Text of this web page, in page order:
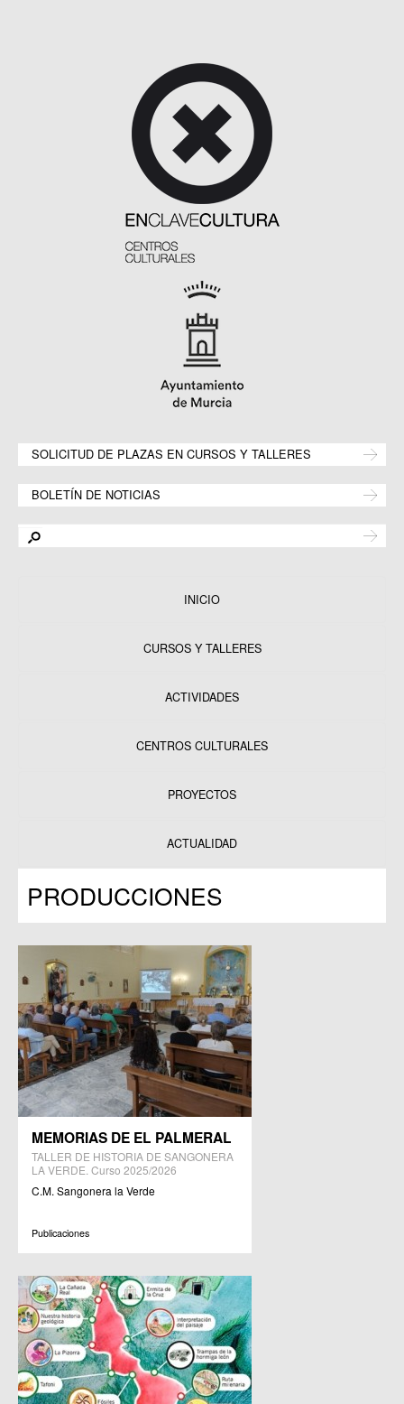
SOLICITUD DE PLAZAS EN CURSOS Y TALLERES
BOLETÍN DE NOTICIAS
INICIO
CURSOS Y TALLERES
ACTIVIDADES
CENTROS CULTURALES
PROYECTOS
Programas
ACTUALIDAD
PRODUCCIONES
MEMORIAS DE EL PALMERAL
TALLER DE HISTORIA DE SANGONERA
LA VERDE. Curso 2025/2026
C.M. Sangonera la Verde
Publicaciones